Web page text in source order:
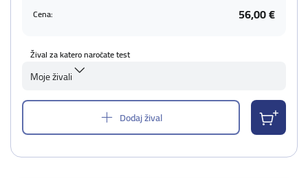
Cena: 56,00 €
Žival za katero naročate test
Moje živali
Dodaj žival